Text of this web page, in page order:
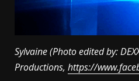
Sylvaine (Photo edited by:
Productions, https://